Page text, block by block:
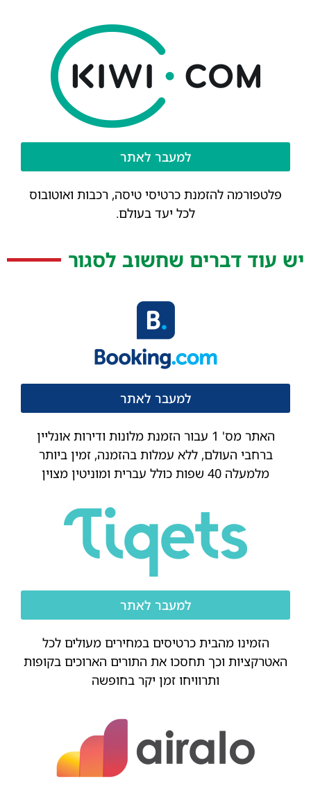
למעבר לאתר
פלטפורמה להזמנת כרטיסי טיסה, רכבות ואוטובוס
לכל יעד בעולם.
יש עוד דברים שחשוב לסגור
למעבר לאתר
האתר מס' 1 עבור הזמנת מלונות ודירות אונליין
ברחבי העולם, ללא עמלות בהזמנה, זמין ביותר
מלמעלה 40 שפות כולל עברית ומוניטין מצוין
למעבר לאתר
הזמינו מהבית כרטיסים במחירים מעולים לכל
האטרקציות וכך תחסכו את התורים הארוכים בקופות
ותרוויחו זמן יקר בחופשה